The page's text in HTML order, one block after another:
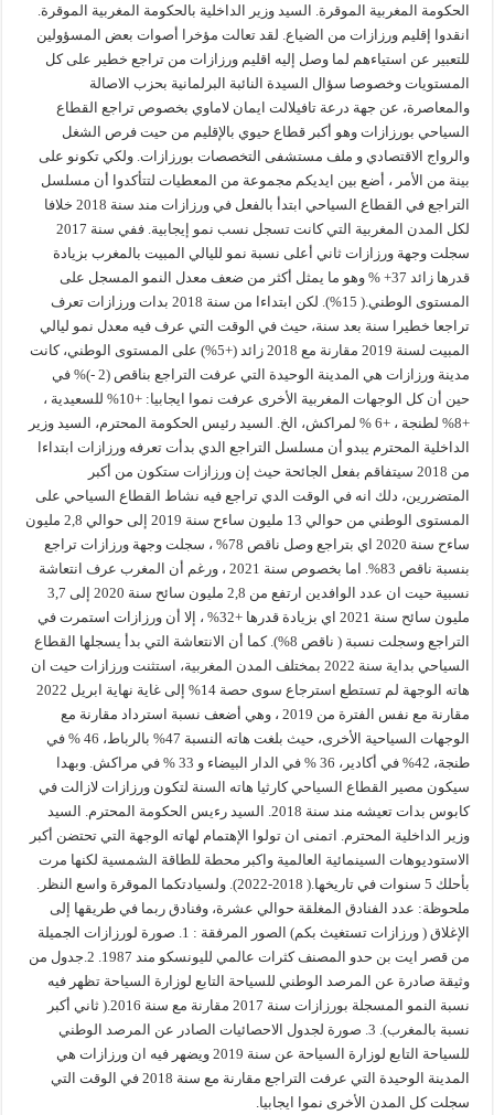
الحكومة المغربية الموقرة. السيد وزير الداخلية بالحكومة المغربية الموقرة.
انقدوا إقليم ورزازات من الضياع. لقد تعالت مؤخرا أصوات بعض المسؤولين
للتعبير عن استياءهم لما وصل إليه اقليم ورزازات من تراجع خطير على كل
المستويات وخصوصا سؤال السيدة النائبة البرلمانية بحزب الاصالة
والمعاصرة، عن جهة درعة تافيلالت ايمان لاماوي بخصوص تراجع القطاع
السياحي بورزازات وهو أكبر قطاع حيوي بالإقليم من حيت فرص الشغل
والرواج الاقتصادي و ملف مستشفى التخصصات بورزازات. ولكي تكونو على
بينة من الأمر ، أضع بين ايديكم مجموعة من المعطيات لتتأكدوا أن مسلسل
التراجع في القطاع السياحي ابتدأ بالفعل في ورزازات مند سنة 2018 خلافا
لكل المدن المغربية التي كانت تسجل نسب نمو إيجابية. ففي سنة 2017
سجلت وجهة ورزازات ثاني أعلى نسبة نمو لليالي المبيت بالمغرب بزيادة
قدرها زائد 37+ % وهو ما يمثل أكثر من ضعف معدل النمو المسجل على
المستوى الوطني.( 15%). لكن ابتداءا من سنة 2018 بدات ورزازات تعرف
تراجعا خطيرا سنة بعد سنة، حيث في الوقت التي عرف فيه معدل نمو ليالي
المبيت لسنة 2019 مقارنة مع 2018 زائد (+5%) على المستوى الوطني، كانت
مدينة ورزازات هي المدينة الوحيدة التي عرفت التراجع بناقص (2 -)% في
حين أن كل الوجهات المغربية الأخرى عرفت نموا ايجابيا: +10% للسعيدية ،
+8% لطنجة ، +6 % لمراكش، الخ. السيد رئيس الحكومة المحترم، السيد وزير
الداخلية المحترم يبدو أن مسلسل التراجع الدي بدأت تعرفه ورزازات ابتداءا
من 2018 سيتفاقم بفعل الجائحة حيث إن ورزازات ستكون من أكبر
المتضررين، دلك انه في الوقت الدي تراجع فيه نشاط القطاع السياحي على
المستوى الوطني من حوالي 13 مليون ساءح سنة 2019 إلى حوالي 2,8 مليون
ساءح سنة 2020 اي بتراجع وصل ناقص 78% ، سجلت وجهة ورزازات تراجع
بنسبة ناقص 83%. اما بخصوص سنة 2021 ، ورغم أن المغرب عرف انتعاشة
نسبية حيت ان عدد الوافدين ارتفع من 2,8 مليون سائح سنة 2020 إلى 3,7
مليون سائح سنة 2021 اي بزيادة قدرها +32% ، إلا أن ورزازات استمرت في
التراجع وسجلت نسبة ( ناقص 8%). كما أن الانتعاشة التي بدأ يسجلها القطاع
السياحي بداية سنة 2022 بمختلف المدن المغربية، استثنت ورزازات حيت ان
هاته الوجهة لم تستطع استرجاع سوى حصة 14% إلى غاية نهاية ابريل 2022
مقارنة مع نفس الفترة من 2019 ، وهي أضعف نسبة استرداد مقارنة مع
الوجهات السياحية الأخرى، حيث بلغت هاته النسبة 47% بالرباط، 46 % في
طنجة، 42% في أكادير، 36 % في الدار البيضاء و 33 % في مراكش. وبهدا
سيكون مصير القطاع السياحي كارثيا هاته السنة لتكون ورزازات لازالت في
كابوس بدات تعيشه مند سنة 2018. السيد رءيس الحكومة المحترم. السيد
وزير الداخلية المحترم. اتمنى ان تولوا الإهتمام لهاته الوجهة التي تحتضن أكبر
الاستوديوهات السينمائية العالمية واكبر محطة للطاقة الشمسية لكنها مرت
بأحلك 5 سنوات في تاريخها.( 2018-2022). ولسيادتكما الموقرة واسع النظر.
ملحوظة: عدد الفنادق المغلقة حوالي عشرة، وفنادق ربما في طريقها إلى
الإغلاق ( ورزازات تستغيث بكم) الصور المرفقة : 1. صورة لورزازات الجميلة
من قصر ايت بن حدو المصنف كثرات عالمي لليونسكو مند 1987. 2.جدول من
وثيقة صادرة عن المرصد الوطني للسياحة التابع لوزارة السياحة تظهر فيه
نسبة النمو المسجلة بورزازات سنة 2017 مقارنة مع سنة 2016.( ثاني أكبر
نسبة بالمغرب). 3. صورة لجدول الاحصائيات الصادر عن المرصد الوطني
للسياحة التابع لوزارة السياحة عن سنة 2019 ويضهر فيه ان ورزازات هي
المدينة الوحيدة التي عرفت التراجع مقارنة مع سنة 2018 في الوقت التي
سجلت كل المدن الأخرى نموا ايجابيا.